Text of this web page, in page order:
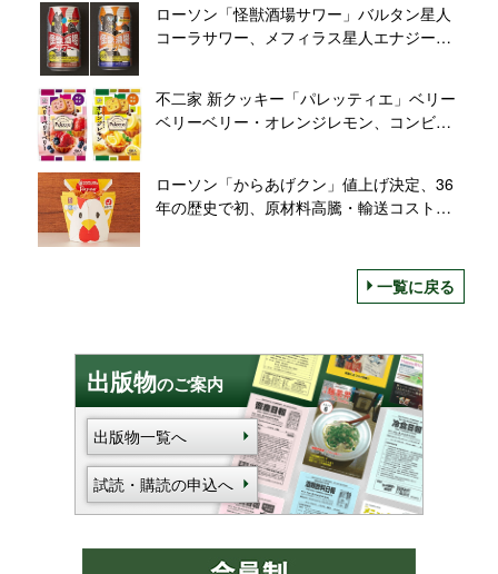
も
ローソン「怪獣酒場サワー」バルタン星人
コーラサワー、メフィラス星人エナジーサ
じも順次登場
不二家 新クッキー「パレッティエ」ベリー
ベリーベリー・オレンジレモン、コンビニ
ローソン「からあげクン」値上げ決定、36
年の歴史で初、原材料高騰・輸送コスト上
一覧に戻る
出版物のご案内
出版物一覧へ
試読・購読の申込へ